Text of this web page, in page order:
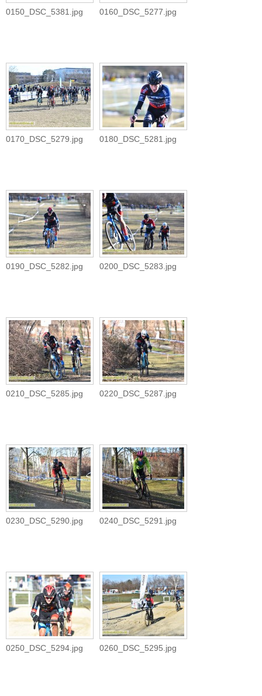
0150_DSC_5381.jpg 0160_DSC_5277.jpg
0170_DSC_5279.jpg 0180_DSC_5281.jpg
0190_DSC_5282.jpg 0200_DSC_5283.jpg
0210_DSC_5285.jpg 0220_DSC_5287.jpg
0230_DSC_5290.jpg 0240_DSC_5291.jpg
0250_DSC_5294.jpg 0260_DSC_5295.jpg